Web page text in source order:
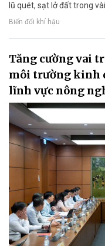
lũ quét, sạt lở đất trong
Biến đổi khí hậu
Tăng cường vai
môi trường kinh
lĩnh vực nông